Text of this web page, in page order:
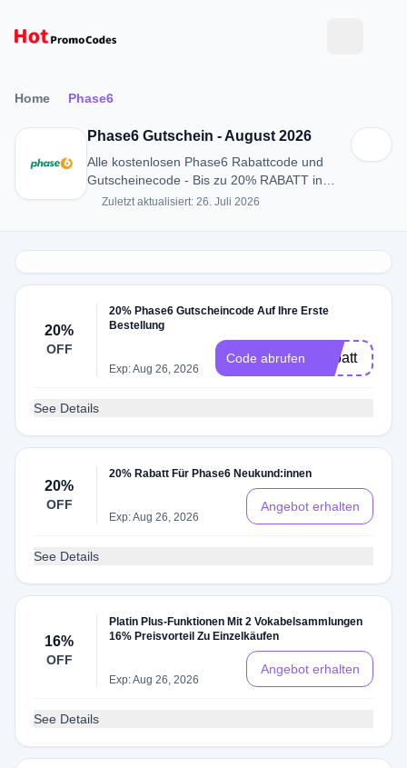
Home Phase6
Phase6 Gutschein - August 2026
Alle kostenlosen Phase6 Rabattcode und
Gutscheinecode - Bis zu 20% RABATT in
August 2026
Zuletzt aktualisiert: 26. Juli 2026
20%
OFF
20% Phase6 Gutscheincode Auf Ihre Erste
Bestellung
Exp: Aug 26, 2026
Code abrufen -rabatt
See Details
20%
OFF
20% Rabatt Für Phase6 Neukund:innen
Exp: Aug 26, 2026
Angebot erhalten
See Details
16%
OFF
Platin Plus-Funktionen Mit 2 Vokabelsammlungen
16% Preisvorteil Zu Einzelkäufen
Exp: Aug 26, 2026
Angebot erhalten
See Details